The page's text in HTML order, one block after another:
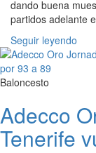
dando buena
partidos adelante
Seguir leyendo
Baloncesto
Adecco
Tenerife